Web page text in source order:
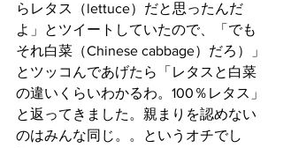
らレタス（lettuce）だと思ったんだ
よ」とツイートしていたので、「でも
それ白菜（Chinese cabbage）だろ）」
とツッコんであげたら「レタスと白菜
の違いくらいわかるわ。100％レタス」
と返ってきました。親まりを認めない
のはみんな同じ。。というオチでし